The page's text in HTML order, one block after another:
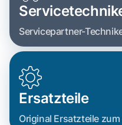
Servicepartner-
Ersatzteile
Original Ersatzteile